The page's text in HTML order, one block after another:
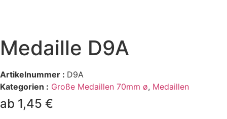
Medaille D9A
Artikelnummer : D9A
Kategorien : Große Medaillen 70mm ø, Medaillen
ab 1,45 €